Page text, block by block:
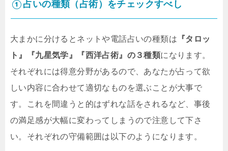
①占いの種類（占術）をチェックすべし
大まかに分けるとネットや電話占いの種類は 『タロッ
ト』『九星気学』『西洋占術』の３種類になります。
それぞれには得意分野があるので、あなたが占って欲
しい内容に合わせて適切なものを選ぶことが大事で
す。これを間違うと的はずれな話をされるなど、事後
の満足感が大幅に変わってしまうので注意して下さ
い。それぞれの守備範囲は以下のようになります。